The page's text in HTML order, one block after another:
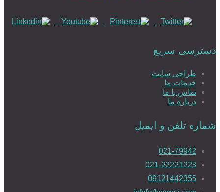
دسترسی سریع
طراحی سایت
خدمات ما
تماس با ما
درباره ما
شماره تلفن و ایمیل
021-79942
021-22221223
09121442355